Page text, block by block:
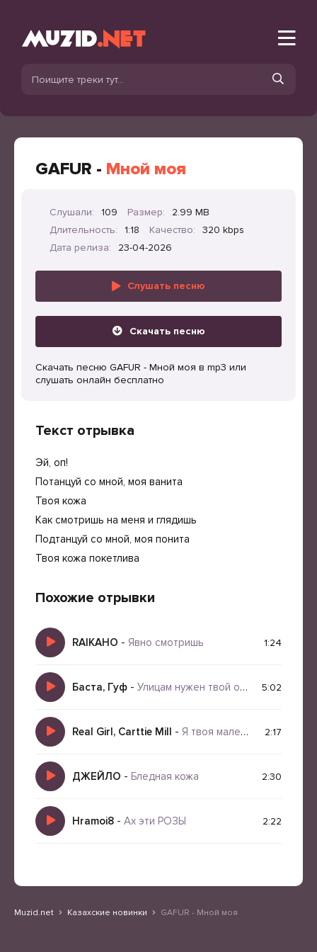
GAFUR - Мной моя
Слушали: 109 Размер:
2.99 MB
Длительность:
1:18 Качество:
320 kbps
Дата релиза:
23-04-2026
Слушать песню
Скачать песню
Скачать песню GAFUR - Мной моя в mp3 или
слушать онлайн бесплатно
Текст отрывка
Эй, оп!
Потанцуй со мной, моя ванита
Твоя кожа
Как смотришь на меня и глядишь
Подтанцуй со мной, моя понита
Твоя кожа покетлива
Похожие отрывки
RAIKAHO - Явно смотришь 1:24
Баста, Гуф - Улицам нужен твой огонь 5:02
Real Girl, Carttie Mill - Я твоя маленькая 2:17
ДЖЕЙЛО - Бледная кожа 2:30
Hramoi8 - Ах эти РОЗЫ 2:22
Muzid.net Казахские новинки GAFUR - Мной моя